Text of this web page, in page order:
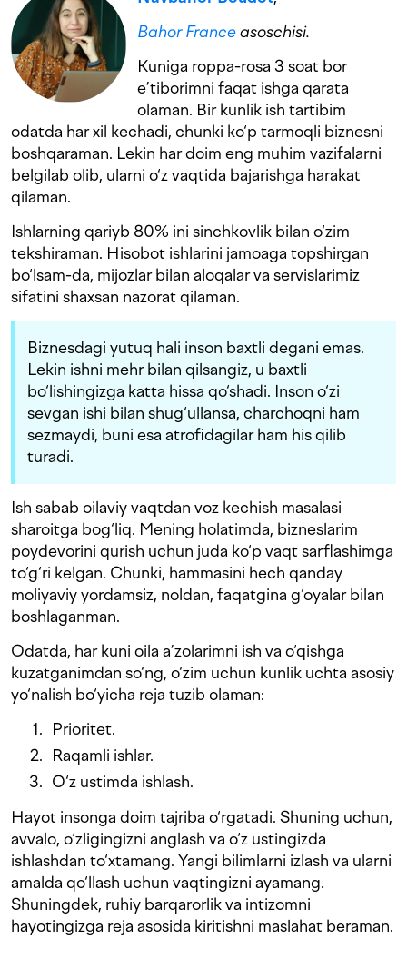
Bahor Franceasoschisi.
Kuniga roppa-rosa 3 soat bor
e’tiborimni faqat ishga qarata
olaman. Bir kunlik ish tartibim
odatda har xil kechadi, chunki ko‘p tarmoqli biznesni
boshqaraman. Lekin har doim eng muhim vazifalarni
belgilab olib, ularni o‘z vaqtida bajarishga harakat
qilaman.
Ishlarning qariyb 80% ini sinchkovlik bilan o‘zim
tekshiraman. Hisobot ishlarini jamoaga topshirgan
bo‘lsam-da, mijozlar bilan aloqalar va servislarimiz
sifatini shaxsan nazorat qilaman.
Biznesdagi yutuq hali inson baxtli degani emas.
Lekin ishni mehr bilan qilsangiz, u baxtli
bo‘lishingizga katta hissa qo‘shadi. Inson o‘zi
sevgan ishi bilan shug‘ullansa, charchoqni ham
sezmaydi, buni esa atrofidagilar ham his qilib
turadi.
Ish sabab oilaviy vaqtdan voz kechish masalasi
sharoitga bog‘liq. Mening holatimda, bizneslarim
poydevorini qurish uchun juda ko‘p vaqt sarflashimga
to‘g‘ri kelgan. Chunki, hammasini hech qanday
moliyaviy yordamsiz, noldan, faqatgina g‘oyalar bilan
boshlaganman.
Odatda, har kuni oila a’zolarimni ish va o‘qishga
kuzatganimdan so‘ng, o‘zim uchun kunlik uchta asosiy
yo‘nalish bo‘yicha reja tuzib olaman:
Prioritet.
Raqamli ishlar.
O‘z ustimda ishlash.
Hayot insonga doim tajriba o‘rgatadi. Shuning uchun,
avvalo, o‘zligingizni anglash va o‘z ustingizda
ishlashdan to‘xtamang. Yangi bilimlarni izlash va ularni
amalda qo‘llash uchun vaqtingizni ayamang.
Shuningdek, ruhiy barqarorlik va intizomni
hayotingizga reja asosida kiritishni maslahat beraman.